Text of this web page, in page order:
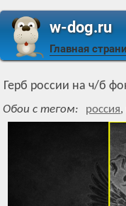
w-dog.ru
Главная
Герб россии на ч/б
Обои с тегом: россия,